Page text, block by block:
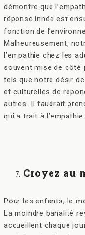
démontre que
réponse innée est
fonction de
Malheureusement,
l’empathie chez les
souvent mise de côté
tels que notre désir
et culturelles de
autres. Il faudrait
qui a trait à l’empathie.
Croyez au
Pour les enfants, le
La moindre banalité
accueillent chaque